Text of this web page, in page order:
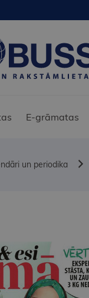
E-grāmatas
un periodika